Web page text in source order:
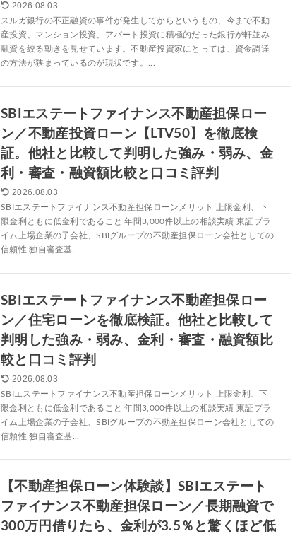
2026.08.03
スルガ銀行の不正融資の事件が発生してからというもの、今まで不動
産投資、マンション投資、アパート投資に積極的だった銀行が軒並み
融資を絞る動きを見せています。不動産投資家にとっては、資金調達
の方法が狭まっているのが現状です。...
SBIエステートファイナンス不動産担保ロー
ン／不動産投資ローン【LTV50】を徹底検
証。他社と比較して判明した強み・弱み、金
利・審査・融資額比較と口コミ評判
2026.08.03
SBIエステートファイナンス不動産担保ローンメリット 上限金利、下
限金利ともに低金利であること 年間3,000件以上の相談実績 東証プラ
イム上場企業の子会社、SBIグループの不動産担保ローン会社としての
信頼性 独自審査基...
SBIエステートファイナンス不動産担保ロー
ン／住宅ローンを徹底検証。他社と比較して
判明した強み・弱み、金利・審査・融資額比
較と口コミ評判
2026.08.03
SBIエステートファイナンス不動産担保ローンメリット 上限金利、下
限金利ともに低金利であること 年間3,000件以上の相談実績 東証プラ
イム上場企業の子会社、SBIグループの不動産担保ローン会社としての
信頼性 独自審査基...
【不動産担保ローン体験談】SBIエステート
ファイナンス不動産担保ローン／長期融資で
300万円借りたら、金利が3.5％と驚くほど低